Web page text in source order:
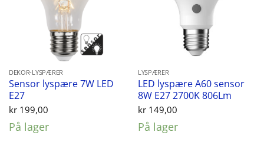
DEKOR-LYSPÆRER
Sensor lyspære 7W LED
E27
kr199,00
På lager
LYSPÆRER
LED lyspære A60 sensor
8W E27 2700K 806Lm
kr149,00
På lager